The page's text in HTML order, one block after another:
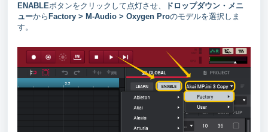
ENABLEボタンをクリックして点灯させ、
ドロップダウン・メニ
ューからFactory > M-Audio > Oxygen Proのモデルを選択しま
す。